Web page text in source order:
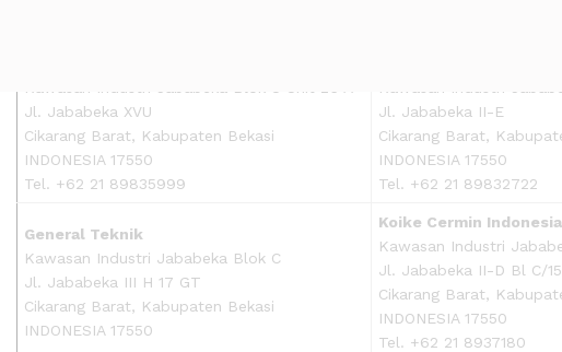
Jl. Jababeka XVU
Cikarang Barat, Kabupaten Bekasi
INDONESIA 17550
Tel. +62 21 89835999
Jl. Jababeka II-E
Cikarang Barat,
INDONESIA 17550
Tel. +62 21 89832722
General Teknik
Kawasan Industri Jababeka Blok C
Jl. Jababeka III H 17 GT
Cikarang Barat, Kabupaten Bekasi
INDONESIA 17550
Koike Cermin Indonesia
Kawasan Industri
Jl. Jababeka II-D Bl C/
Cikarang Barat,
INDONESIA 17550
Tel. +62 21 8937180